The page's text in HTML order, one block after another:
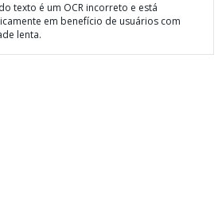
texto é um OCR incorreto e está
em benefício de usuários com
lenta.